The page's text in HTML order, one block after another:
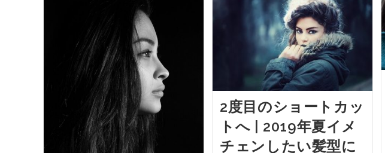
2度目のショートカッ
トへ | 2019年夏イメ
チェンしたい髪型に